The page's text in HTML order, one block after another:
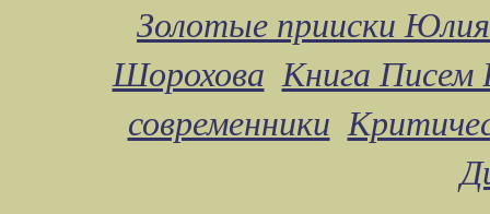
Золотые прииски
Шорохова Книга Писем
современники